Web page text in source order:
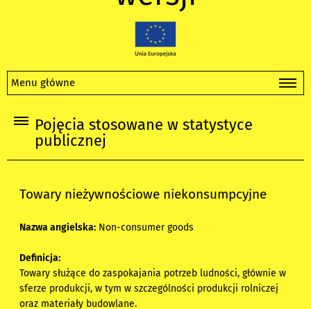
Menu główne
Pojęcia stosowane w statystyce
publicznej
Towary nieżywnościowe niekonsumpcyjne
Nazwa angielska: Non-consumer goods
Definicja:
Towary służące do zaspokajania potrzeb ludności, głównie w
sferze produkcji, w tym w szczególności produkcji rolniczej
oraz materiały budowlane.